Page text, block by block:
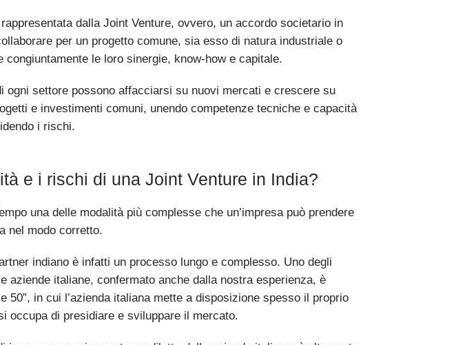
dalla Joint Venture, ovvero, un accordo societario in
per un progetto comune, sia esso di natura industriale o
le loro sinergie, know-how e capitale.
ogni settore possono affacciarsi su nuovi mercati e crescere su
e investimenti comuni, unendo competenze tecniche e capacità
i rischi.
e i rischi di una Joint Venture in India?
una delle modalità più complesse che un’impresa può prendere
nel modo corretto.
indiano è infatti un processo lungo e complesso. Uno degli
aziende italiane, confermato anche dalla nostra esperienza, è
50”, in cui l’azienda italiana mette a disposizione spesso il proprio
occupa di presidiare e sviluppare il mercato.